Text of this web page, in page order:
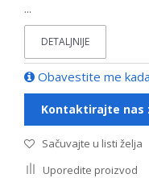
...
DETALJNIJE
Obavestite me
Kontaktirajte nas
Sačuvajte u listi želja
Uporedite proizvod